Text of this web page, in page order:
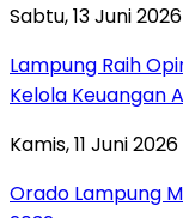
Sabtu, 13 Juni
Lampung Raih
Kelola Keuangan
Kamis, 11 Juni
Orado Lampung